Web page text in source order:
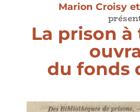
Marion Croisy
La prison à
du fonds